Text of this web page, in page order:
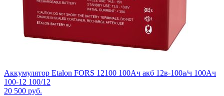
Аккумулятор Etalon FORS 12100 100Ач акб 12в-100а/ч 100Ач
100-12 100/12
20 500 руб.